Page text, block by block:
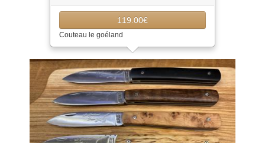
119.00€
Couteau le goéland